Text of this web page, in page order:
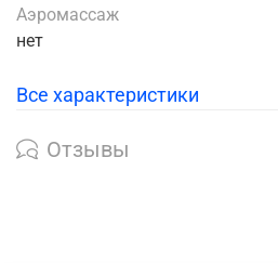
Аэромассаж
нет
Все характеристики
Отзывы